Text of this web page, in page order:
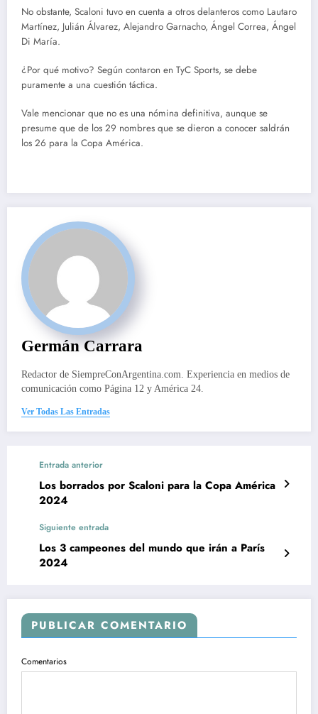
No obstante, Scaloni tuvo en cuenta a otros delanteros como Lautaro
Martínez, Julián Álvarez, Alejandro Garnacho, Ángel Correa, Ángel
Di María.
¿Por qué motivo? Según contaron en TyC Sports, se debe
puramente a una cuestión táctica.
Vale mencionar que no es una nómina definitiva, aunque se
presume que de los 29 nombres que se dieron a conocer saldrán
los 26 para la Copa América.
Germán Carrara
Redactor de SiempreConArgentina.com. Experiencia en medios de
comunicación como Página 12 y América 24.
Ver Todas Las Entradas
Entrada anterior
Los borrados por Scaloni para la Copa América
2024
Siguiente entrada
Los 3 campeones del mundo que irán a París
2024
PUBLICAR COMENTARIO
Comentarios